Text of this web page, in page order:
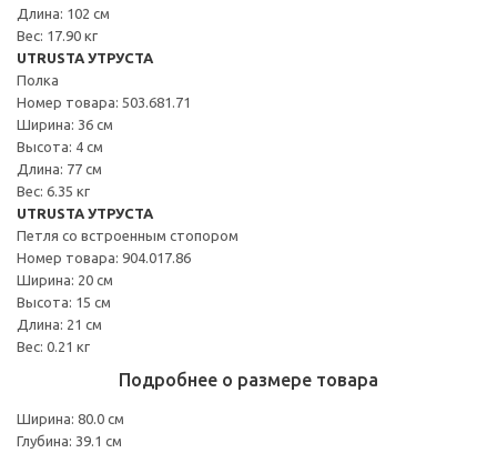
Длина: 102 см
Вес: 17.90 кг
UTRUSTA УТРУСТА
Полка
Номер товара: 503.681.71
Ширина: 36 см
Высота: 4 см
Длина: 77 см
Вес: 6.35 кг
UTRUSTA УТРУСТА
Петля со встроенным стопором
Номер товара: 904.017.86
Ширина: 20 см
Высота: 15 см
Длина: 21 см
Вес: 0.21 кг
Подробнее о размере товара
Ширина: 80.0 см
Глубина: 39.1 см